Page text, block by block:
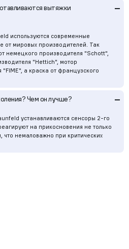
вытяжки
–
используются современные
от мировых производителей. Так
немецкого производителя "Schott",
"Hettich", мотор
"FIME", а краска от французского
Чем он лучше? –
устанавливаются сенсоры 2-го
на прикосновения не только
что немаловажно при критических